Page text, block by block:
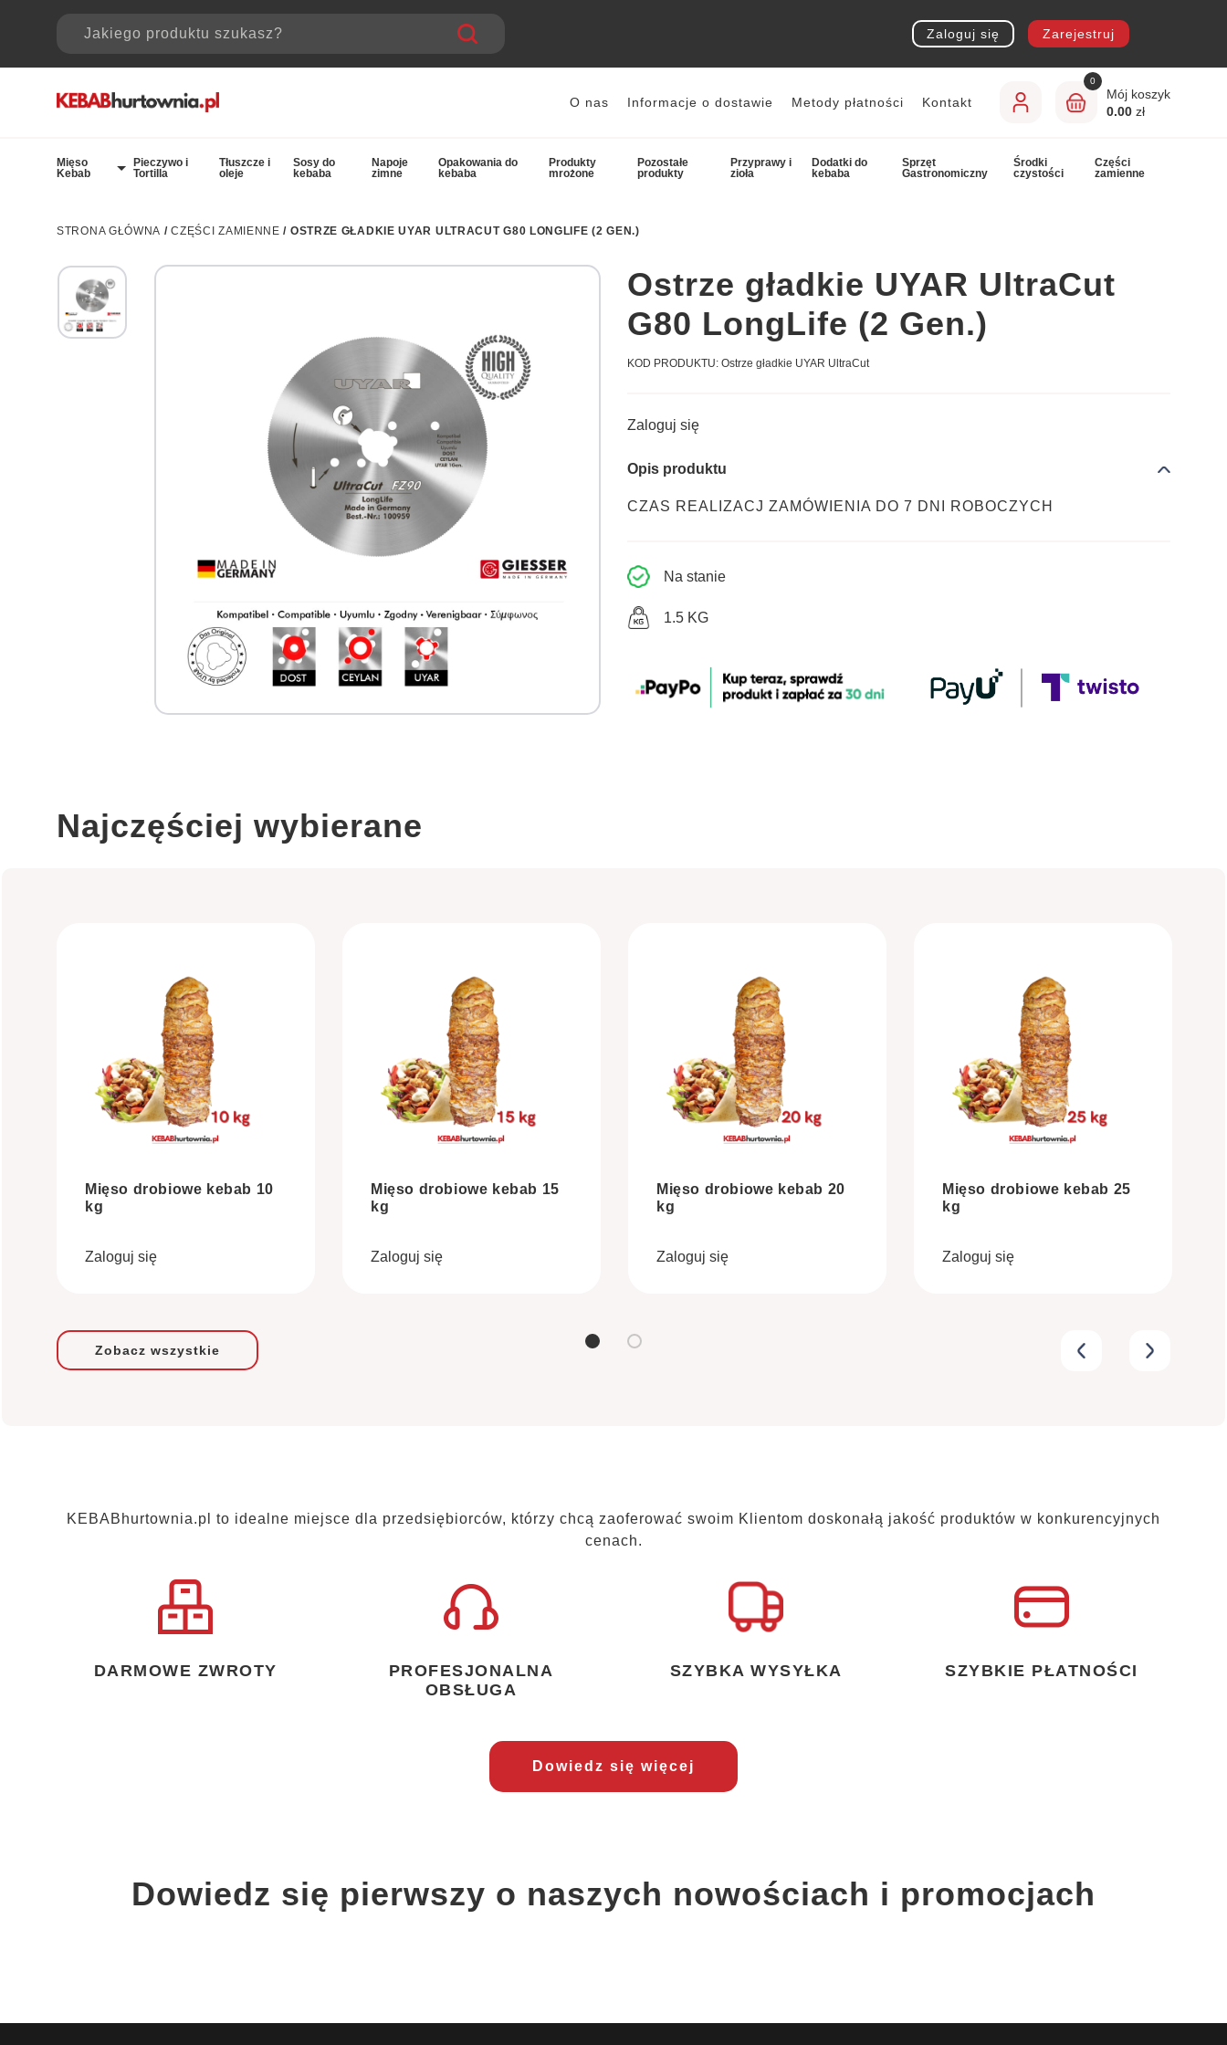
Zaloguj się Zarejestruj
O nas Informacje o dostawie Metody płatności Kontakt
0
Mój koszyk
0.00 zł
Mięso
Kebab
Pieczywo i
Tortilla
Tłuszcze i
oleje
Sosy do
kebaba
Napoje
zimne
Opakowania do
kebaba
Produkty
mrożone
Pozostałe
produkty
Przyprawy i
zioła
Dodatki do
kebaba
Sprzęt
Gastronomiczny
Środki
czystości
Części
zamienne
STRONA GŁÓWNA /CZĘŚCI ZAMIENNE / OSTRZE GŁADKIE UYAR ULTRACUT G80 LONGLIFE (2 GEN.)
Ostrze gładkie UYAR UltraCut
G80 LongLife (2 Gen.)
KOD PRODUKTU: Ostrze gładkie UYAR UltraCut
Zaloguj się
Opis produktu
CZAS REALIZACJ ZAMÓWIENIA DO 7 DNI ROBOCZYCH
Na stanie
1.5 KG
Najczęściej wybierane
Mięso drobiowe kebab 10
kg
Zaloguj się
Mięso drobiowe kebab 15
kg
Zaloguj się
Mięso drobiowe kebab 20
kg
Zaloguj się
Mięso drobiowe kebab 25
kg
Zaloguj się
Zobacz wszystkie
KEBABhurtownia.pl to idealne miejsce dla przedsiębiorców, którzy chcą zaoferować swoim Klientom doskonałą jakość produktów w konkurencyjnych
cenach.
DARMOWE ZWROTY
PROFESJONALNA
OBSŁUGA
SZYBKA WYSYŁKA SZYBKIE PŁATNOŚCI
Dowiedz się więcej
Dowiedz się pierwszy o naszych nowościach i promocjach